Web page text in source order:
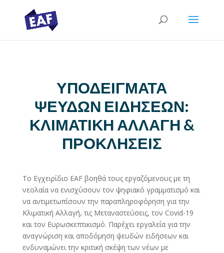
ΥΠΟΔΕΙΓΜΑΤΑ
ΨΕΥΔΩΝ ΕΙΔΗΣΕΩΝ:
ΚΛΙΜΑΤΙΚΗ ΑΛΛΑΓΗ &
ΠΡΟΚΛΗΣΕΙΣ
Το Εγχειρίδιο EAF βοηθά τους εργαζόμενους με τη
νεολαία να ενισχύσουν τον ψηφιακό γραμματισμό και
να αντιμετωπίσουν την παραπληροφόρηση για την
Κλιματική Αλλαγή, τις Μεταναστεύσεις, τον Covid-19
και τον Ευρωσκεπτικισμό. Παρέχει εργαλεία για την
αναγνώριση και αποδόμηση ψευδών ειδήσεων και
ενδυναμώνει την κριτική σκέψη των νέων με